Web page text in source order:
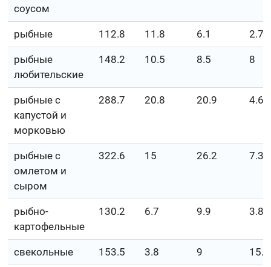
соусом
рыбные 112.8 11.8 6.1 2.7
рыбные
любительские
148.2 10.5 8.5 8
рыбные с
капустой и
морковью
288.7 20.8 20.9 4.6
рыбные с
омлетом и
сыром
322.6 15 26.2 7.3
рыбно-
картофельные
130.2 6.7 9.9 3.8
свекольные 153.5 3.8 9 15.2